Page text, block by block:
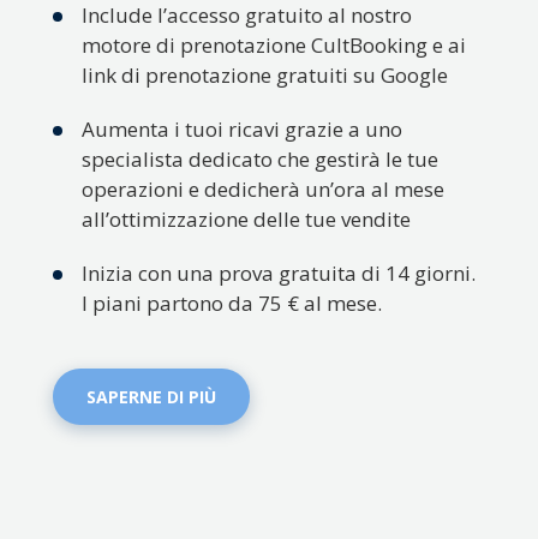
Include l’accesso gratuito al nostro
motore di prenotazione CultBooking e ai
link di prenotazione gratuiti su Google
Aumenta i tuoi ricavi grazie a uno
specialista dedicato che gestirà le tue
operazioni e dedicherà un’ora al mese
all’ottimizzazione delle tue vendite
Inizia con una prova gratuita di 14 giorni.
I piani partono da 75 € al mese.
SAPERNE DI PIÙ